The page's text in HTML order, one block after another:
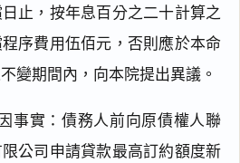
止，按年息百分之二十計算之
序費用伍佰元，否則應於本命
變期間內，向本院提出異議。
事實：債務人前向原債權人聯
公司申請貸款最高訂約額度新